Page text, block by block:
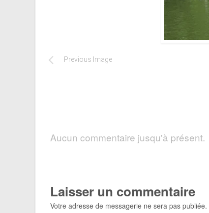
Previous Image
Aucun commentaire jusqu'à présent.
Laisser un commentaire
Votre adresse de messagerie ne sera pas publiée.